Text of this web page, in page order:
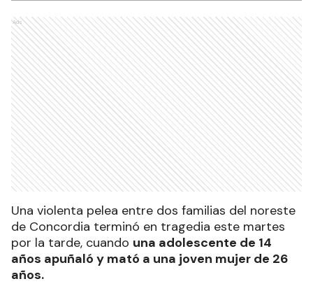
Ads
Una violenta pelea entre dos familias del noreste
de Concordia terminó en tragedia este martes
por la tarde, cuando una adolescente de 14
años apuñaló y mató a una joven mujer de 26
años.